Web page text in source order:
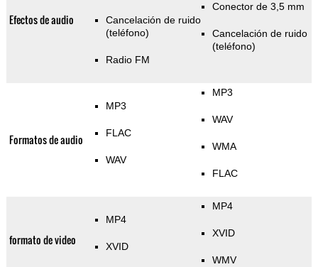
Efectos de audio
Cancelación de ruido
(teléfono)
Radio FM
Conector de 3,5 mm
Cancelación de ruido
(teléfono)
Formatos de audio
MP3
FLAC
WAV
MP3
WAV
WMA
FLAC
formato de video
MP4
XVID
MP4
XVID
WMV